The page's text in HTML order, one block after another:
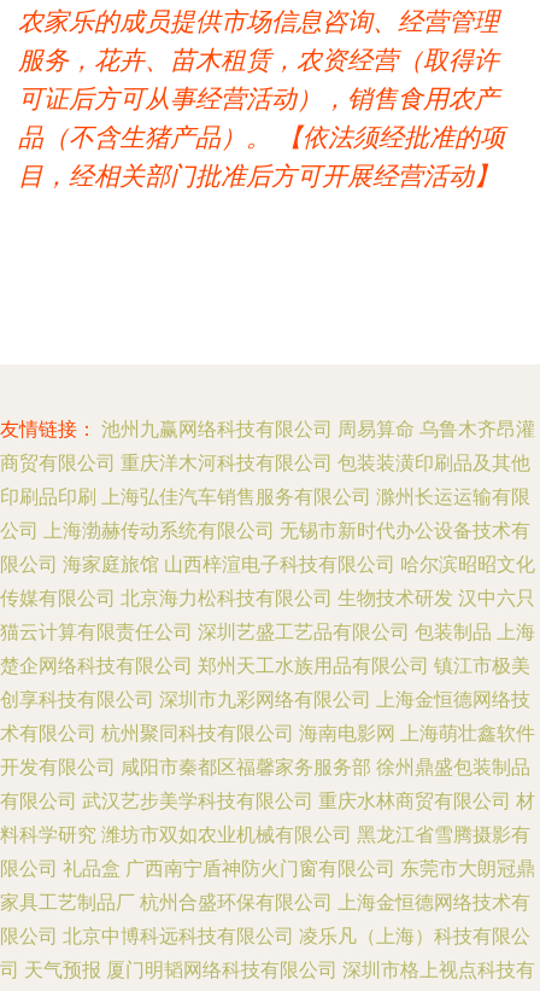
农家乐的成员提供市场信息咨询、经营管理
服务，花卉、苗木租赁，农资经营（取得许
可证后方可从事经营活动），销售食用农产
品（不含生猪产品）。 【依法须经批准的项
目，经相关部门批准后方可开展经营活动】
友情链接： 池州九赢网络科技有限公司 周易算命 乌鲁木齐昂灌
商贸有限公司 重庆洋木河科技有限公司 包装装潢印刷品及其他
印刷品印刷 上海弘佳汽车销售服务有限公司 滁州长运运输有限
公司 上海渤赫传动系统有限公司 无锡市新时代办公设备技术有
限公司 海家庭旅馆 山西梓渲电子科技有限公司 哈尔滨昭昭文化
传媒有限公司 北京海力松科技有限公司 生物技术研发 汉中六只
猫云计算有限责任公司 深圳艺盛工艺品有限公司 包装制品 上海
楚企网络科技有限公司 郑州天工水族用品有限公司 镇江市极美
创享科技有限公司 深圳市九彩网络有限公司 上海金恒德网络技
术有限公司 杭州聚同科技有限公司 海南电影网 上海萌壮鑫软件
开发有限公司 咸阳市秦都区福馨家务服务部 徐州鼎盛包装制品
有限公司 武汉艺步美学科技有限公司 重庆水林商贸有限公司 材
料科学研究 潍坊市双如农业机械有限公司 黑龙江省雪腾摄影有
限公司 礼品盒 广西南宁盾神防火门窗有限公司 东莞市大朗冠鼎
家具工艺制品厂 杭州合盛环保有限公司 上海金恒德网络技术有
限公司 北京中博科远科技有限公司 凌乐凡（上海）科技有限公
司 天气预报 厦门明韬网络科技有限公司 深圳市格上视点科技有